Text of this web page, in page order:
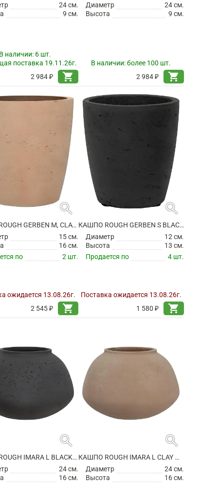
24 см.
9 см.
наличии: 6 шт.
поставка 19.11.26г.
2 984 ₽
shopping_cart
Диаметр
24 см.
Высота
9 см.
В наличии:более 100 шт.
2 984 ₽
shopping_cart
search
КАШПО ROUGH GERBEN M, CLAY WASHED
15 см.
16 см.
по
2 шт.
ожидается 13.08.26г.
2 545 ₽
shopping_cart
search
КАШПО ROUGH GERBEN S BLACK WASHED
Диаметр
12 см.
Высота
13 см.
Продается по
4 шт.
Поставка ожидается 13.08.26г.
1 580 ₽
shopping_cart
search
КАШПО ROUGH IMARA L BLACK WASHED
24 см.
16 см.
search
КАШПО ROUGH IMARA L CLAY WASHED
Диаметр
24 см.
Высота
16 см.